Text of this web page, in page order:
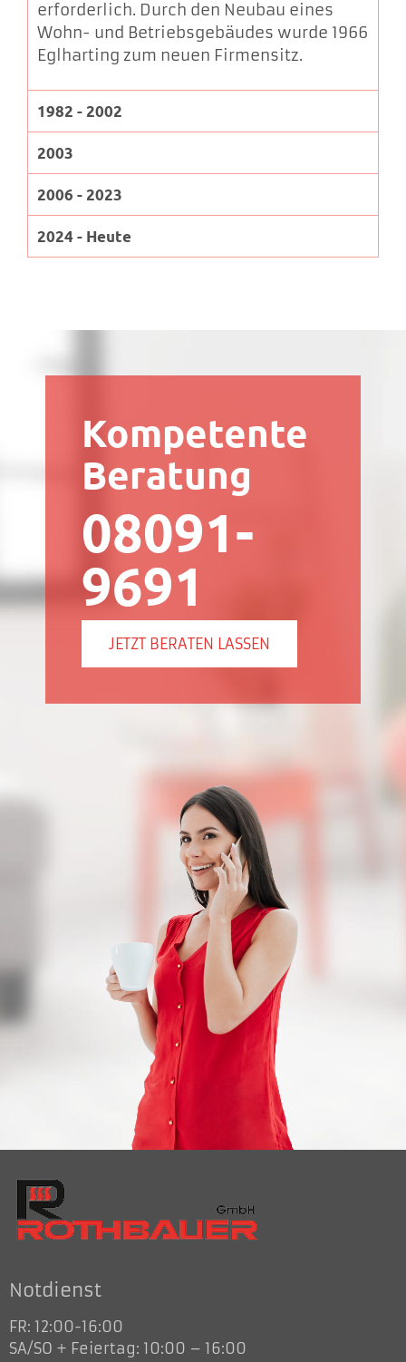
erforderlich. Durch den Neubau eines
Wohn- und Betriebsgebäudes wurde 1966
Eglharting zum neuen Firmensitz.
1982 - 2002
2003
2006 - 2023
2024 - Heute
Kompetente
Beratung
08091-
9691
JETZT BERATEN LASSEN
Notdienst
FR: 12:00-16:00
SA/SO + Feiertag: 10:00 – 16:00